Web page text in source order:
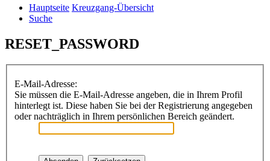
Hauptseite Kreuzgang-Übersicht
Suche
RESET_PASSWORD
E-Mail-Adresse:
Sie müssen die E-Mail-Adresse angeben, die in Ihrem Profil
hinterlegt ist. Diese haben Sie bei der Registrierung angegeben
oder nachträglich in Ihrem persönlichen Bereich geändert.